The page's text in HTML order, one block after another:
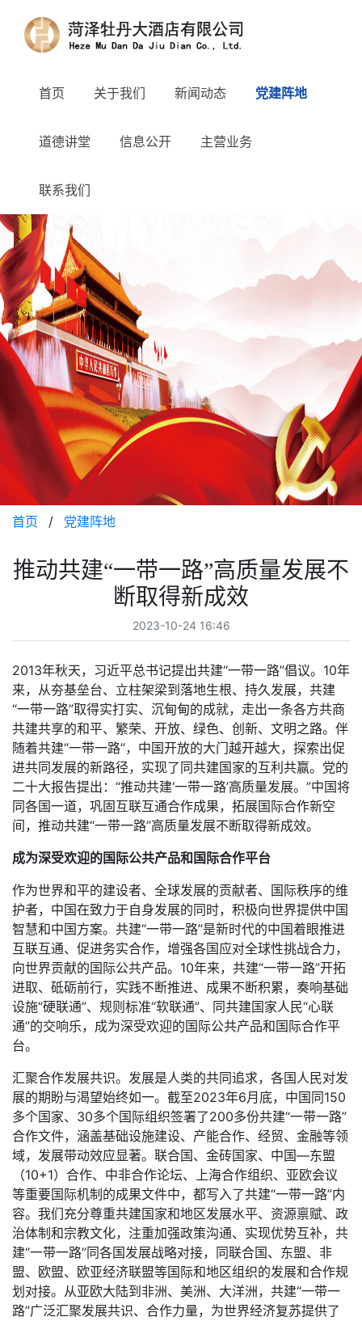
首页 关于我们 新闻动态 党建阵地
道德讲堂 信息公开 主营业务
联系我们
首页 / 党建阵地
推动共建“一带一路”高质量发展不
断取得新成效
2023-10-24 16:46
2013年秋天，习近平总书记提出共建“一带一路”倡议。10年
来，从夯基垒台、立柱架梁到落地生根、持久发展，共建
“一带一路”取得实打实、沉甸甸的成就，走出一条各方共商
共建共享的和平、繁荣、开放、绿色、创新、文明之路。伴
随着共建“一带一路”，中国开放的大门越开越大，探索出促
进共同发展的新路径，实现了同共建国家的互利共赢。党的
二十大报告提出：“推动共建‘一带一路’高质量发展。”中国将
同各国一道，巩固互联互通合作成果，拓展国际合作新空
间，推动共建“一带一路”高质量发展不断取得新成效。
成为深受欢迎的国际公共产品和国际合作平台
作为世界和平的建设者、全球发展的贡献者、国际秩序的维
护者，中国在致力于自身发展的同时，积极向世界提供中国
智慧和中国方案。共建“一带一路”是新时代的中国着眼推进
互联互通、促进务实合作，增强各国应对全球性挑战合力，
向世界贡献的国际公共产品。10年来，共建“一带一路”开拓
进取、砥砺前行，实践不断推进、成果不断积累，奏响基础
设施“硬联通”、规则标准“软联通”、同共建国家人民“心联
通”的交响乐，成为深受欢迎的国际公共产品和国际合作平
台。
汇聚合作发展共识。发展是人类的共同追求，各国人民对发
展的期盼与渴望始终如一。截至2023年6月底，中国同150
多个国家、30多个国际组织签署了200多份共建“一带一路”
合作文件，涵盖基础设施建设、产能合作、经贸、金融等领
域，发展带动效应显著。联合国、金砖国家、中国—东盟
（10+1）合作、中非合作论坛、上海合作组织、亚欧会议
等重要国际机制的成果文件中，都写入了共建“一带一路”内
容。我们充分尊重共建国家和地区发展水平、资源禀赋、政
治体制和宗教文化，注重加强政策沟通、实现优势互补，共
建“一带一路”同各国发展战略对接，同联合国、东盟、非
盟、欧盟、欧亚经济联盟等国际和地区组织的发展和合作规
划对接。从亚欧大陆到非洲、美洲、大洋洲，共建“一带一
路”广泛汇聚发展共识、合作力量，为世界经济复苏提供了